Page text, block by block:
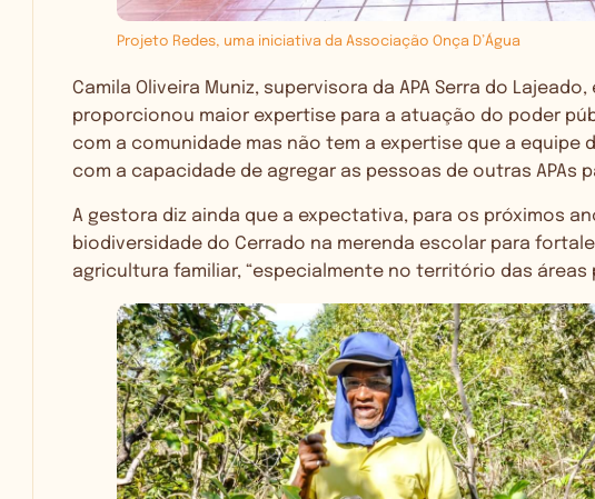
Projeto Redes, uma iniciativa da Associação Onça D’Água
Camila Oliveira Muniz, supervisora da APA Serra do
proporcionou maior expertise para a atuação do poder
com a comunidade mas não tem a expertise que a equipe
com a capacidade de agregar as pessoas de outras APAs
A gestora diz ainda que a expectativa, para os próximos
biodiversidade do Cerrado na merenda escolar para
agricultura familiar, “especialmente no território das